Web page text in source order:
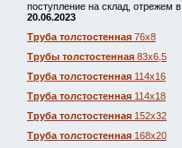
поступление на склад, отрежем
20.06.2023
Труба толстостенная 76х8
Трубы толстостенная 83х6,5
Труба толстостенная 114х16
Труба толстостенная 114х18
Труба толстостенная 152х32
Труба толстостенная 168х20